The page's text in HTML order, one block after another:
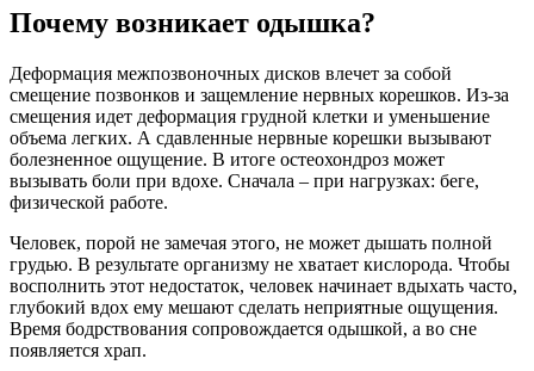
Почему возникает одышка?
Деформация межпозвоночных дисков влечет за собой
смещение позвонков и защемление нервных корешков. Из-за
смещения идет деформация грудной клетки и уменьшение
объема легких. А сдавленные нервные корешки вызывают
болезненное ощущение. В итоге остеохондроз может
вызывать боли при вдохе. Сначала – при нагрузках: беге,
физической работе.
Человек, порой не замечая этого, не может дышать полной
грудью. В результате организму не хватает кислорода. Чтобы
восполнить этот недостаток, человек начинает вдыхать часто,
глубокий вдох ему мешают сделать неприятные ощущения.
Время бодрствования сопровождается одышкой, а во сне
появляется храп.